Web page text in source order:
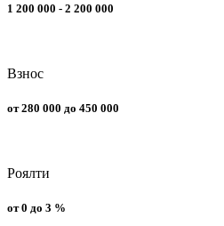
1 200 000 - 2 200 000
Взнос
от 280 000 до 450 000
Роялти
от 0 до 3 %